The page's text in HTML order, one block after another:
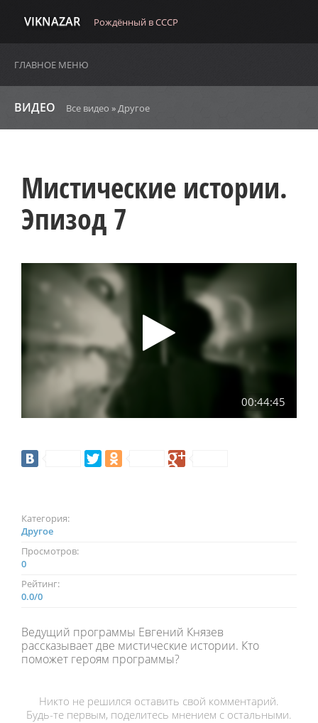
VIKNAZAR Рождённый в СССР
ГЛАВНОЕ МЕНЮ
ВИДЕО Все видео »Другое
Мистические истории.
Эпизод 7
00:44:45
Категория:
Другое
Просмотров:
0
Рейтинг:
0.0/0
Ведущий программы Евгений Князев
рассказывает две мистические истории. Кто
поможет героям программы?
Никто не решился оставить свой комментарий.
Будь-те первым, поделитесь мнением с остальными.